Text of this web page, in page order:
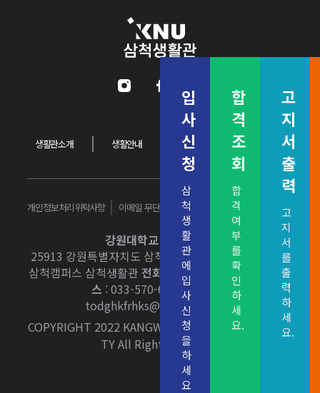
입
사
신
청
삼
척
생
활
관
에
입
사
신
청
을
하
세
요
합
격
조
회
합
격
여
부
를
확
인
하
세
요.
고
지
서
출
력
고
지
서
를
출
력
하
세
요.
생활관소개 생활안내 입사&퇴사 커뮤니티
개인정보처리위탁사항 이메일 무단수집거부 개인정보처리방침
강원대학교 삼척생활관
25913 강원특별자치도 삼척시 중앙로 346 강원대학교
삼척캠퍼스 삼척생활관 전화번호: 033-570-6471~3 팩
스 : 033-570-6479E-mail
todghkfrhks@kangwon.ac.kr
COPYRIGHT 2022 KANGWON NATIONAL UNIVERSI
TY All Rights Reserved